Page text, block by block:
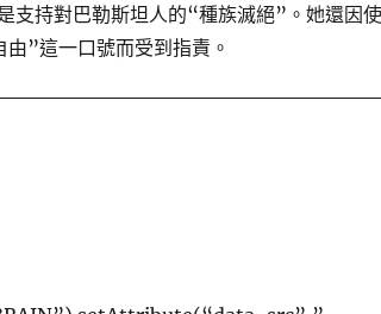
支持對巴勒斯坦人的“種族滅絕”。她還因使
”這一口號而受到指責。